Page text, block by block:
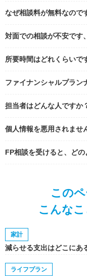
なぜ相談料が無料なので
対面での相談が不安です
所要時間はどれくらいで
ファイナンシャルプラン
担当者はどんな人ですか
個人情報を悪用されませ
FP相談を受けると、ど
このペ
こんな
家計
減らせる支出はどこにあ
ライフプラン